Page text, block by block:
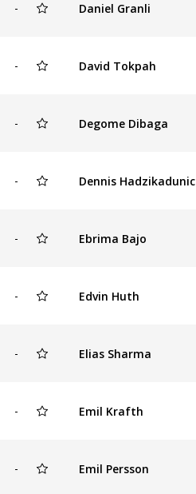
- Daniel Granli
- David Tokpah
- Degome Dibaga
- Dennis Hadzikadunic
- Ebrima Bajo
- Edvin Huth
- Elias Sharma
- Emil Krafth
- Emil Persson